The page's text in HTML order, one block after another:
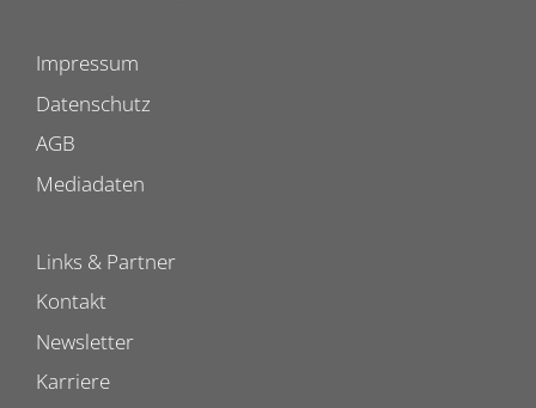
Impressum
Datenschutz
AGB
Mediadaten
Links & Partner
Kontakt
Newsletter
Karriere